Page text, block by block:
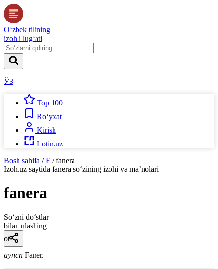
O‘zbek tilining
izohli lug‘ati
ЎЗ
Top 100
Ro‘yxat
Kirish
Lotin.uz
Bosh sahifa / F / fanera
Izoh.uz saytida fanera so‘zining izohi va ma’nolari
fanera
So‘zni do‘stlar
bilan ulashing
ot
aynan Faner.